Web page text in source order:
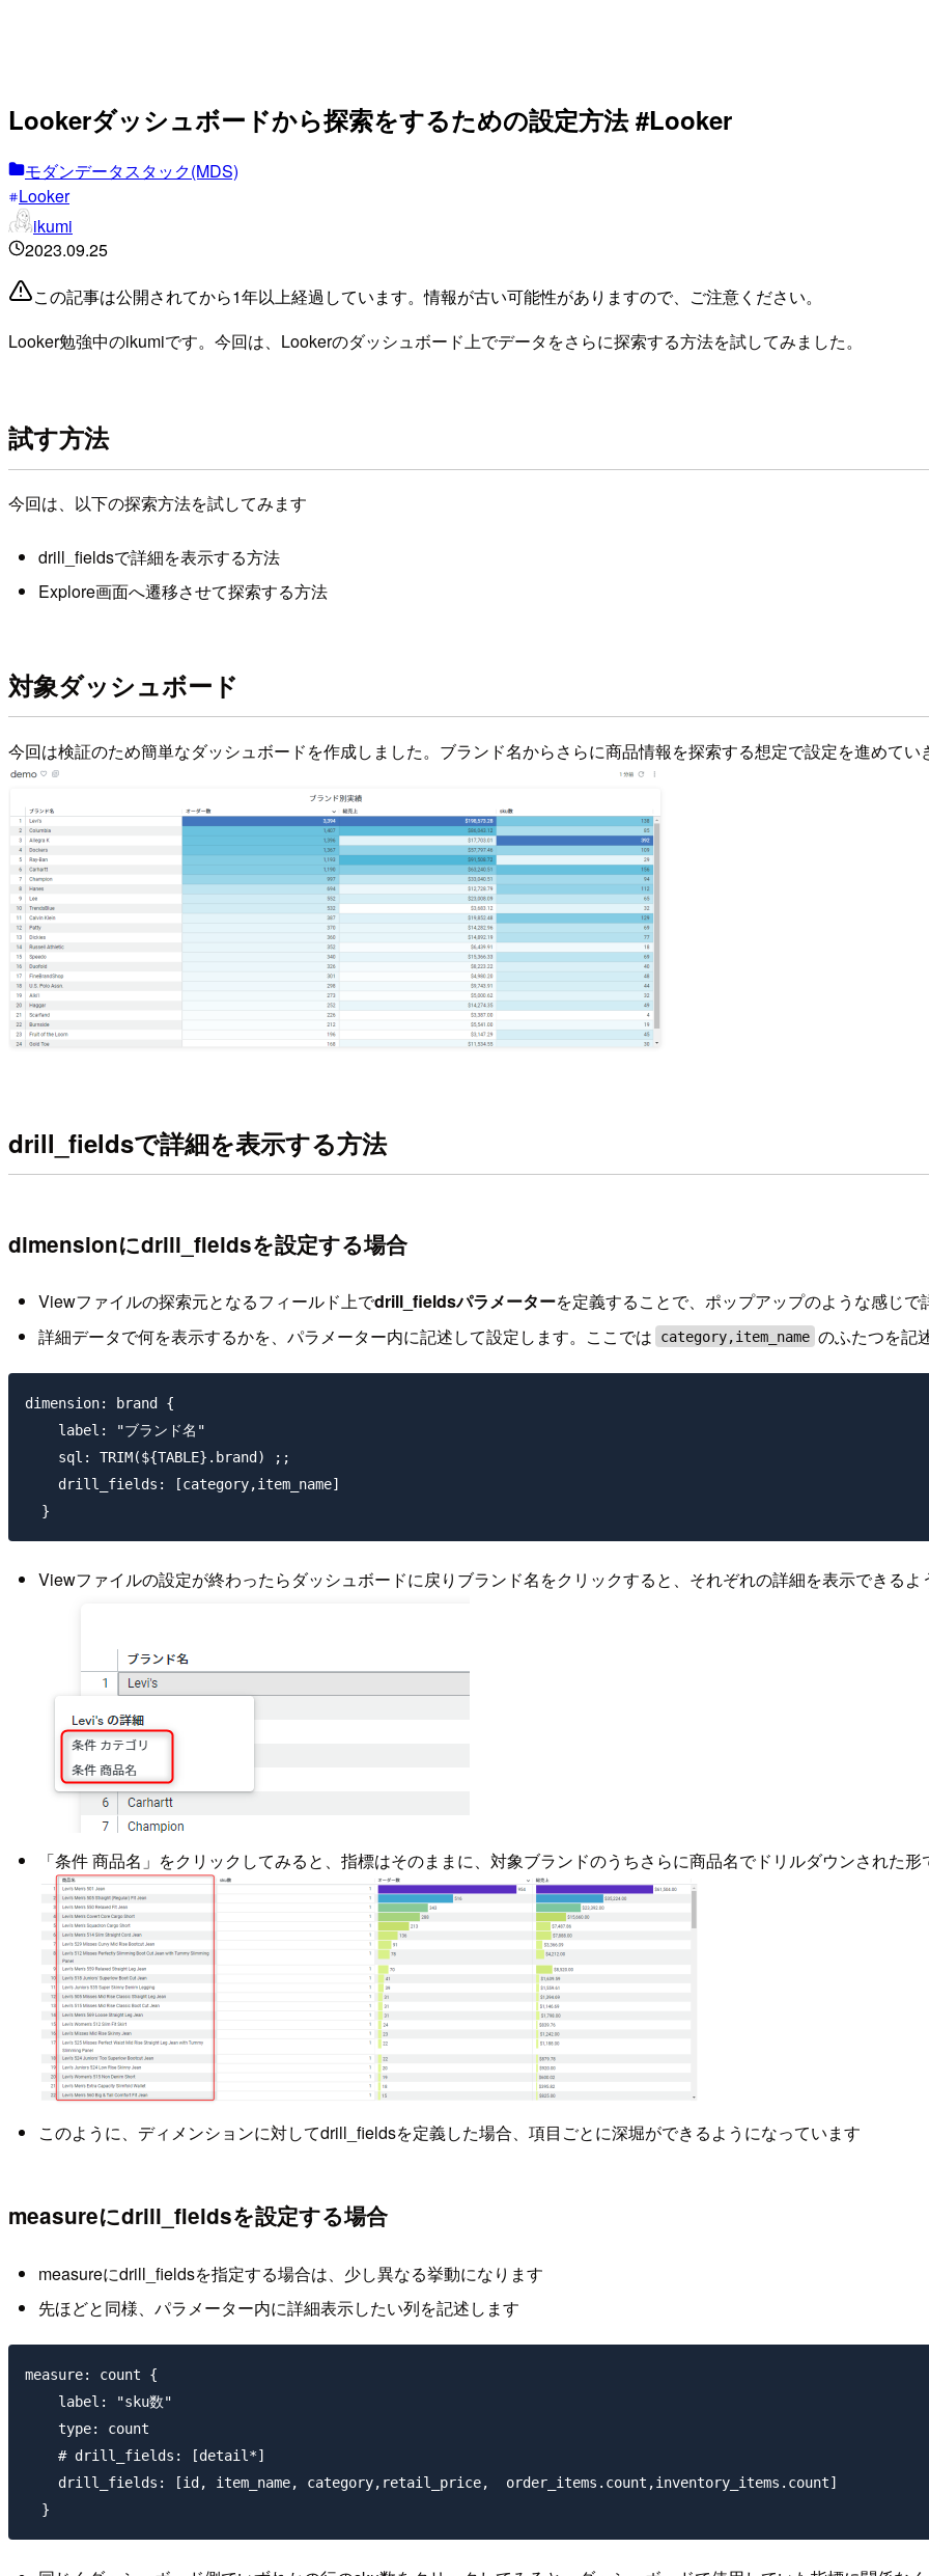
Lookerダッシュボードから探索をするための設定方法 #Looker
モダンデータスタック(MDS)
Looker
ikumi
2023.09.25
この記事は公開されてから1年以上経過しています。情報が古い可能性がありますので、ご注意ください。
Looker勉強中のikumiです。今回は、Lookerのダッシュボード上でデータをさらに探索する方法を試してみました。
試す方法
今回は、以下の探索方法を試してみます
drill_fieldsで詳細を表示する方法
Explore画面へ遷移させて探索する方法
対象ダッシュボード
今回は検証のため簡単なダッシュボードを作成しました。ブランド名からさらに商品情報を探索する想定で設定を進めてい
drill_fieldsで詳細を表示する方法
dimensionにdrill_fieldsを設定する場合
Viewファイルの探索元となるフィールド上でdrill_fieldsパラメーターを定義することで、ポップアップのような感じ
詳細データで何を表示するかを、パラメーター内に記述して設定します。ここでは
category,item_name のふたつを記
dimension: brand {
    label: "ブランド名"
    sql: TRIM(${TABLE}.brand) ;;
    drill_fields: [category,item_name]
Viewファイルの設定が終わったらダッシュボードに戻りブランド名をクリックすると、それぞれの詳細を表示できるよ
「条件 商品名」をクリックしてみると、指標はそのままに、対象ブランドのうちさらに商品名でドリルダウンされた
このように、ディメンションに対してdrill_fieldsを定義した場合、項目ごとに深堀ができるようになっています
measureにdrill_fieldsを設定する場合
measureにdrill_fieldsを指定する場合は、少し異なる挙動になります
先ほどと同様、パラメーター内に詳細表示したい列を記述します
measure: count {
    label: "sku数"
    type: count
    # drill_fields: [detail*]
    drill_fields: [id, item_name, category,retail_price,  order_items.count,inventory_items.count]